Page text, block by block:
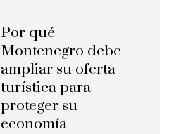
Por qué
Montenegro debe
ampliar su oferta
turística para
proteger su
economía